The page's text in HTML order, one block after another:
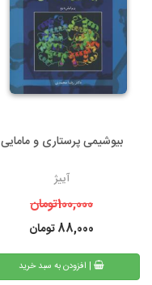
بیوشیمی پرستاری و مامایی
آییژ
100,000تومان
88,000تومان
| افزودن به سبد خرید